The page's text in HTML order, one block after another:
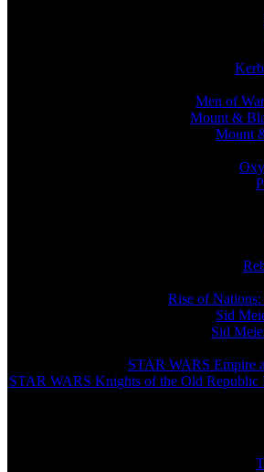
Men of
Mount &
Mount
Rise of
Sid
Sid
STAR WARS Empire
STAR WARS Knights of the Old Republic